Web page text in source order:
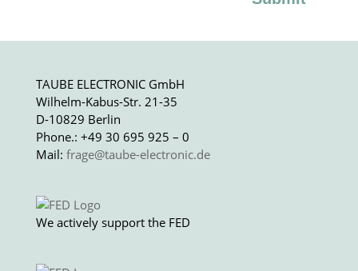
TAUBE ELECTRONIC GmbH
Wilhelm-Kabus-Str. 21-35
D-10829 Berlin
Phone.: +49 30 695 925 – 0
Mail: frage@taube-electronic.de
We actively support the FED